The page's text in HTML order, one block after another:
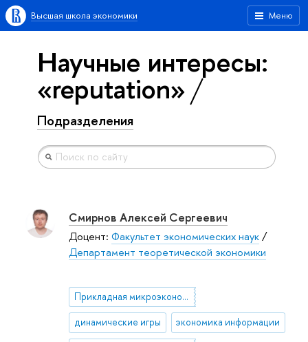
Меню
Высшая школа экономики
Научные интересы:
«reputation»
Подразделения
Смирнов Алексей Сергеевич
Доцент: Факультет экономических наук/
Департамент теоретической экономики
Прикладная микроэкономическая теория
динамические игры экономика информации